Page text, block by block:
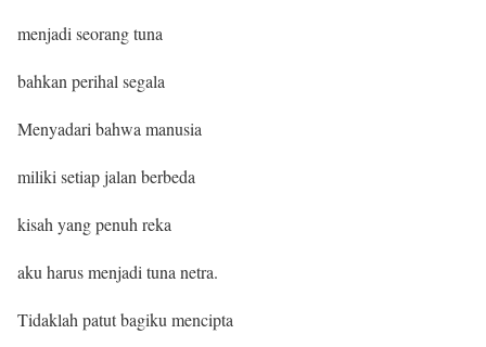
menjadi seorang tuna
bahkan perihal segala
Menyadari bahwa manusia
miliki setiap jalan berbeda
kisah yang penuh reka
aku harus menjadi tuna netra.
Tidaklah patut bagiku mencipta